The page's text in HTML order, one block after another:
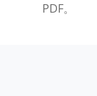
PDF。